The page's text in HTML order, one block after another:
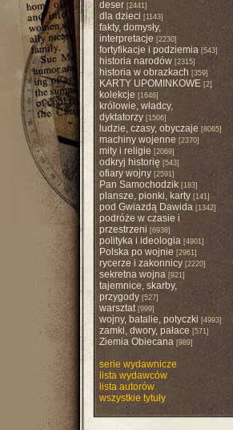
deser[2441]
dla dzieci [1143]
fakty, domysły,
interpretacje [2230]
fortyfikacje i podziemia[543]
historia narodów[2315]
historia w obrazkach [359]
KARTY UPOMINKOWE[2]
kolekcje [1646]
królowie, władcy,
dyktatorzy[1506]
ludzie, czasy, obyczaje [8065]
machiny wojenne [2370]
mity i religie [2069]
odkryj historię[543]
ofiary wojny[2591]
Pan Samochodzik[183]
plansze, pionki, karty[141]
pod Gwiazdą Dawida[1342]
podróże w czasie i
przestrzeni [6938]
polityka i ideologia[4901]
Polska po wojnie [2961]
rycerze i zakonnicy[2220]
sekretna wojna[921]
tajemnice, skarby,
przygody[527]
warsztat[999]
wojny, batalie, potyczki [4993]
zamki, dwory, pałace [571]
Ziemia Obiecana[989]
serie wydawnicze
lista wydawców
lista autorów
wszystkie tytuły